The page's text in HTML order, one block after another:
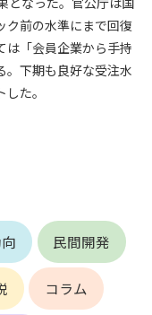
ク前の水準にまで回復
は「会員企業から手持
。下期も良好な受注水
た。
民間開発
コラム
取り消すことがあり
びパスワードの使
る損害について責任
いません。
しないものとしま